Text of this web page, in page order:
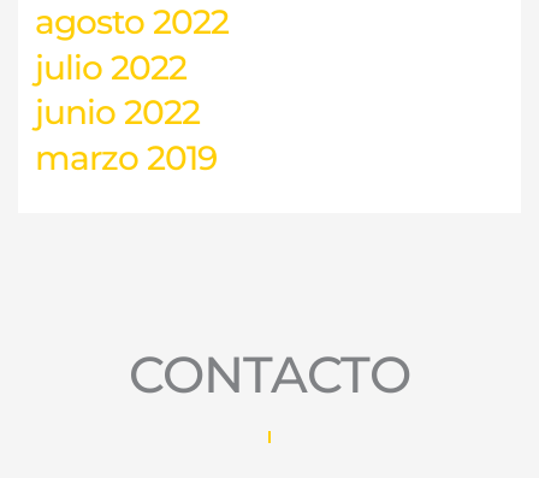
agosto 2022
julio 2022
junio 2022
marzo 2019
CONTACTO